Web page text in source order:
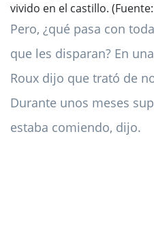
vivido en el castillo.
Pero, ¿qué pasa con
que les disparan? En
Roux dijo que trató de
Durante unos meses
estaba comiendo, dijo.